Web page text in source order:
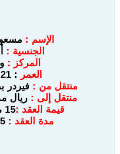
الإسم :
الجنسية :
المركز :
العمر
: 21 عاما
منتقل من : فيردر
منتقل إلى :ريال
قيمة العقد :15 مليون يورو
مدة العقد :5 سنوات